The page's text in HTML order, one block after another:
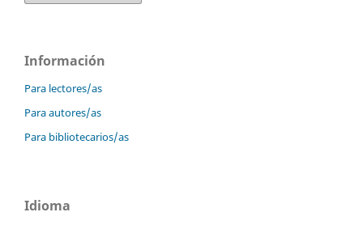
Información
Para lectores/as
Para autores/as
Para bibliotecarios/as
Idioma